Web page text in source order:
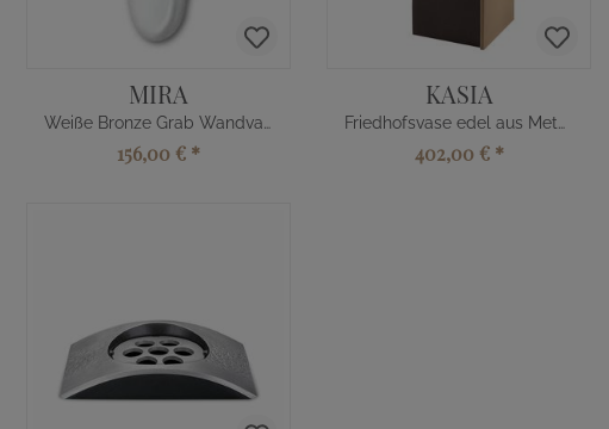
MIRA
Weiße Bronze Grab Wandvase
156,00 € *
KASIA
Friedhofsvase edel aus Metall
402,00 € *